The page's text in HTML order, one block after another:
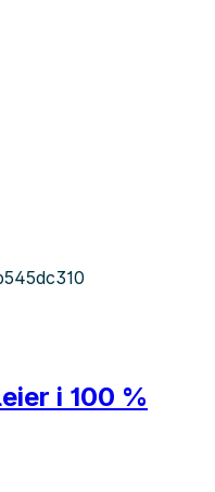
i 100 %